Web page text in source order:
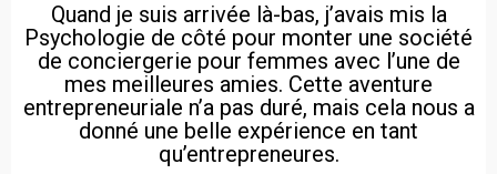
Quand je suis arrivée là-bas, j’avais mis la
Psychologie de côté pour monter une société
de conciergerie pour femmes avec l’une de
mes meilleures amies. Cette aventure
entrepreneuriale n’a pas duré, mais cela nous a
donné une belle expérience en tant
qu’entrepreneures.